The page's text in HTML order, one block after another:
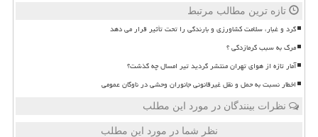
تازه ترین مطالب مرتبط
گرد و غبار، سلامت کشاورزی و بارندگی را تحت تأثیر قرار می دهد
مرگ به سبب گرمازدگی ؟
آمار تازه از هوای تهران منتشر گردید تیر امسال چه گذشت؟
اخطار نسبت به حمل و نقل غیرقانونی جانوران وحشی در ناوگان عمومی
نظرات بینندگان در مورد این مطلب
نظر شما در مورد این مطلب